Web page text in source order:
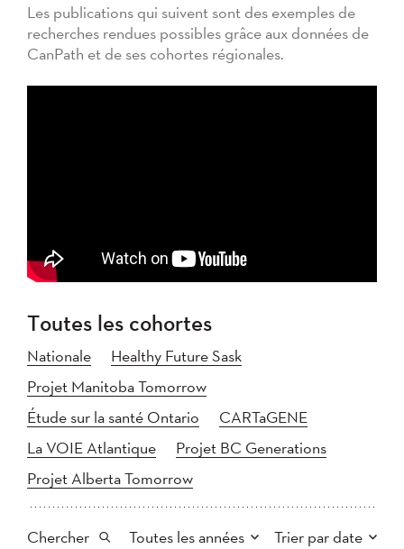
Les publications qui suivent sont des exemples de
recherches rendues possibles grâce aux données de
CanPath et de ses cohortes régionales.
Toutes les cohortes
Nationale
Healthy Future Sask
Projet Manitoba Tomorrow
Étude sur la santé Ontario
CARTaGENE
La VOIE Atlantique
Projet BC Generations
Projet Alberta Tomorrow
Chercher Toutes les années Trier par date